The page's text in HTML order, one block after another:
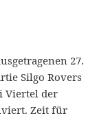
27.
Silgo Rovers
Viertel der
Zeit für